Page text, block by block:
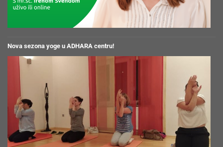
Nova sezona yoge u ADHARA centru!